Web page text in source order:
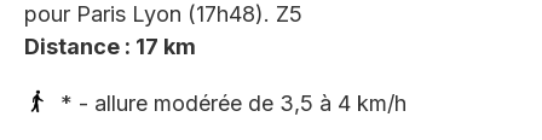
pour Paris Lyon (17h48). Z5
Distance : 17 km
* - allure modérée de 3,5 à 4 km/h